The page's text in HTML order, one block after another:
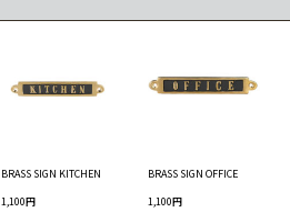
BRASS SIGN KITCHEN
1,100円
BRASS SIGN OFFICE
1,100円